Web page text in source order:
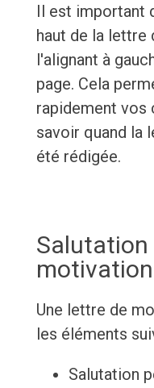
Il est important
haut de la lettre
l'alignant à
page. Cela
rapidement vos
savoir quand la
été rédigée.
Salutation
motivation
Une lettre de
les éléments
Salutation